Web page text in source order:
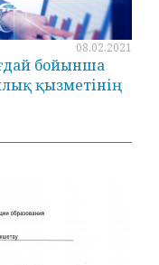
08.02.2021
бойынша
қызметінің